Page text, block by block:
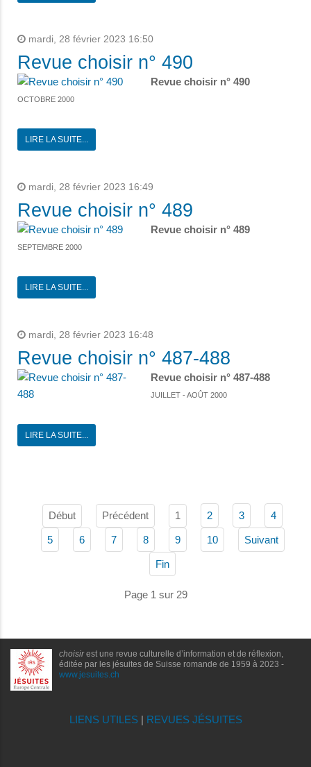
mardi, 28 février 2023 16:50
Revue choisir n° 490
Revue choisir n° 490
OCTOBRE 2000
LIRE LA SUITE...
mardi, 28 février 2023 16:49
Revue choisir n° 489
Revue choisir n° 489
SEPTEMBRE 2000
LIRE LA SUITE...
mardi, 28 février 2023 16:48
Revue choisir n° 487-488
Revue choisir n° 487-488
JUILLET - AOÛT 2000
LIRE LA SUITE...
Début Précédent 1 2 3 4
5 6 7 8 9 10 Suivant
Fin
Page 1 sur 29
choisirest une revue culturelle d’information et de réflexion,
éditée par les jésuites de Suisse romande de 1959 à 2023 -
www.jesuites.ch
LIENS UTILES| REVUES JÉSUITES